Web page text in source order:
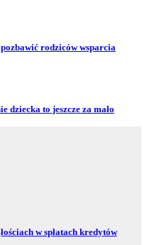
rodziców wsparcia
dziecka to jeszcze za mało
w spłatach kredytów